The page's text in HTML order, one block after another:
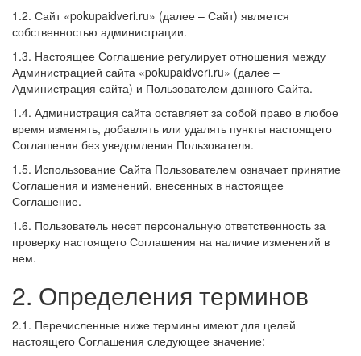
1.2. Сайт «pokupaidveri.ru» (далее – Сайт) является
собственностью администрации.
1.3. Настоящее Соглашение регулирует отношения между
Администрацией сайта «pokupaidveri.ru» (далее –
Администрация сайта) и Пользователем данного Сайта.
1.4. Администрация сайта оставляет за собой право в любое
время изменять, добавлять или удалять пункты настоящего
Соглашения без уведомления Пользователя.
1.5. Использование Сайта Пользователем означает принятие
Соглашения и изменений, внесенных в настоящее
Соглашение.
1.6. Пользователь несет персональную ответственность за
проверку настоящего Соглашения на наличие изменений в
нем.
2. Определения терминов
2.1. Перечисленные ниже термины имеют для целей
настоящего Соглашения следующее значение: